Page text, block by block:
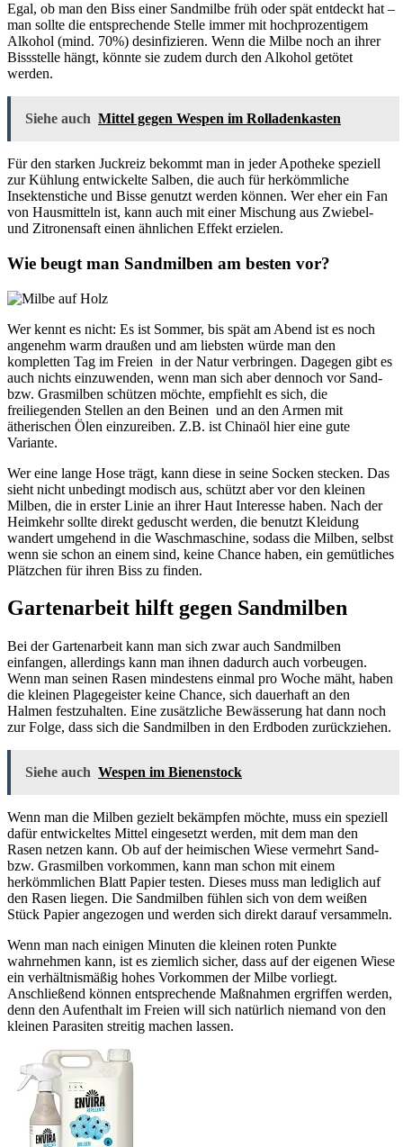
Egal, ob man den Biss einer Sandmilbe früh oder spät entdeckt hat –
man sollte die entsprechende Stelle immer mit hochprozentigem
Alkohol (mind. 70%) desinfizieren. Wenn die Milbe noch an ihrer
Bissstelle hängt, könnte sie zudem durch den Alkohol getötet
werden.
Siehe auch Mittel gegen Wespen im Rolladenkasten
Für den starken Juckreiz bekommt man in jeder Apotheke speziell
zur Kühlung entwickelte Salben, die auch für herkömmliche
Insektenstiche und Bisse genutzt werden können. Wer eher ein Fan
von Hausmitteln ist, kann auch mit einer Mischung aus Zwiebel-
und Zitronensaft einen ähnlichen Effekt erzielen.
Wie beugt man Sandmilben am besten vor?
Wer kennt es nicht: Es ist Sommer, bis spät am Abend ist es noch
angenehm warm draußen und am liebsten würde man den
kompletten Tag im Freien in der Natur verbringen. Dagegen gibt es
auch nichts einzuwenden, wenn man sich aber dennoch vor Sand-
bzw. Grasmilben schützen möchte, empfiehlt es sich, die
freiliegenden Stellen an den Beinen und an den Armen mit
ätherischen Ölen einzureiben. Z.B. ist Chinaöl hier eine gute
Variante.
Wer eine lange Hose trägt, kann diese in seine Socken stecken. Das
sieht nicht unbedingt modisch aus, schützt aber vor den kleinen
Milben, die in erster Linie an ihrer Haut Interesse haben. Nach der
Heimkehr sollte direkt geduscht werden, die benutzt Kleidung
wandert umgehend in die Waschmaschine, sodass die Milben, selbst
wenn sie schon an einem sind, keine Chance haben, ein gemütliches
Plätzchen für ihren Biss zu finden.
Gartenarbeit hilft gegen Sandmilben
Bei der Gartenarbeit kann man sich zwar auch Sandmilben
einfangen, allerdings kann man ihnen dadurch auch vorbeugen.
Wenn man seinen Rasen mindestens einmal pro Woche mäht, haben
die kleinen Plagegeister keine Chance, sich dauerhaft an den
Halmen festzuhalten. Eine zusätzliche Bewässerung hat dann noch
zur Folge, dass sich die Sandmilben in den Erdboden zurückziehen.
Siehe auch Wespen im Bienenstock
Wenn man die Milben gezielt bekämpfen möchte, muss ein speziell
dafür entwickeltes Mittel eingesetzt werden, mit dem man den
Rasen netzen kann. Ob auf der heimischen Wiese vermehrt Sand-
bzw. Grasmilben vorkommen, kann man schon mit einem
herkömmlichen Blatt Papier testen. Dieses muss man lediglich auf
den Rasen liegen. Die Sandmilben fühlen sich von dem weißen
Stück Papier angezogen und werden sich direkt darauf versammeln.
Wenn man nach einigen Minuten die kleinen roten Punkte
wahrnehmen kann, ist es ziemlich sicher, dass auf der eigenen Wiese
ein verhältnismäßig hohes Vorkommen der Milbe vorliegt.
Anschließend können entsprechende Maßnahmen ergriffen werden,
denn den Aufenthalt im Freien will sich natürlich niemand von den
kleinen Parasiten streitig machen lassen.